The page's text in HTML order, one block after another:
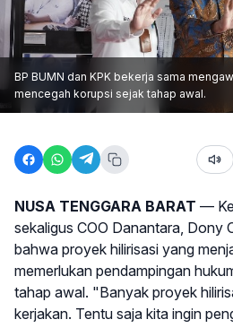
BP BUMN dan KPK bekerja sama
mencegah korupsi sejak tahap awal.
NUSA TENGGARA BARAT —
sekaligus COO Danantara, Dony
bahwa proyek hilirisasi yang
memerlukan pendampingan
tahap awal. "Banyak proyek
kerjakan. Tentu saja kita ingin